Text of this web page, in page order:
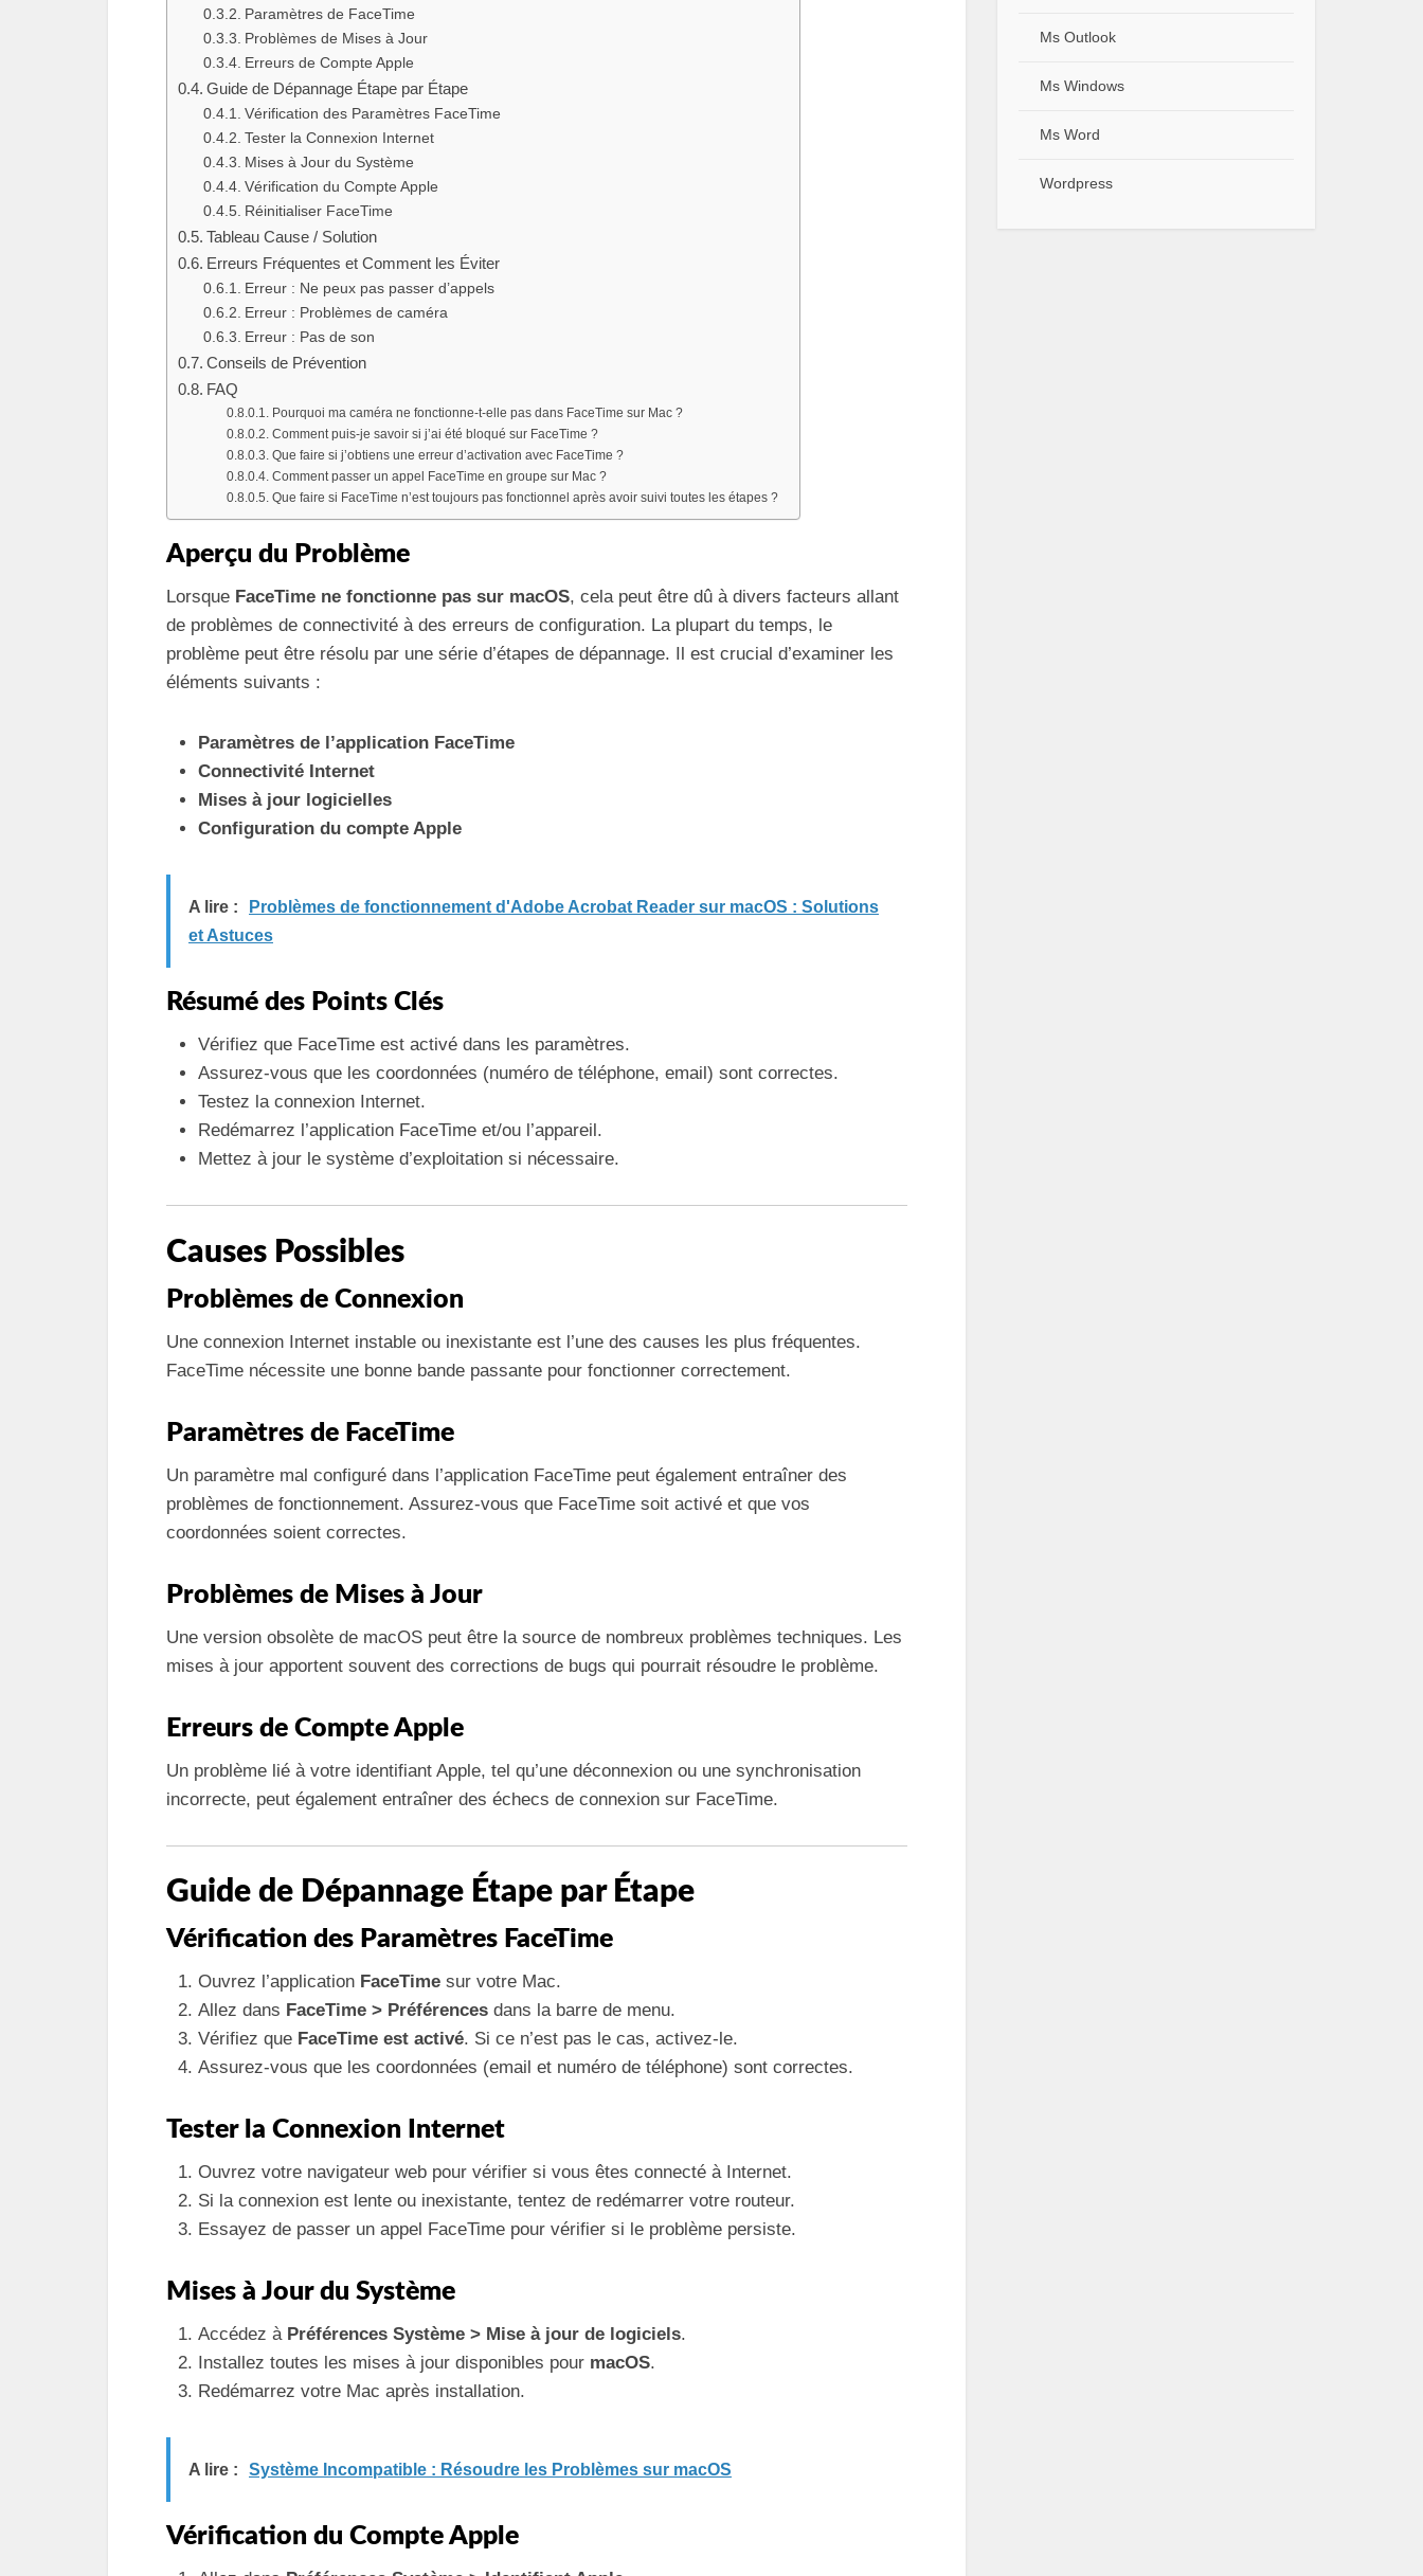
Paramètres de FaceTime
Problèmes de Mises à Jour
Erreurs de Compte Apple
Guide de Dépannage Étape par Étape
Vérification des Paramètres FaceTime
Tester la Connexion Internet
Mises à Jour du Système
Vérification du Compte Apple
Réinitialiser FaceTime
Tableau Cause / Solution
Erreurs Fréquentes et Comment les Éviter
Erreur : Ne peux pas passer d’appels
Erreur : Problèmes de caméra
Erreur : Pas de son
Conseils de Prévention
FAQ
Pourquoi ma caméra ne fonctionne-t-elle pas dans FaceTime sur Mac ?
Comment puis-je savoir si j’ai été bloqué sur FaceTime ?
Que faire si j’obtiens une erreur d’activation avec FaceTime ?
Comment passer un appel FaceTime en groupe sur Mac ?
Que faire si FaceTime n’est toujours pas fonctionnel après avoir suivi toutes les étapes ?
Aperçu du Problème
Lorsque FaceTime ne fonctionne pas sur macOS, cela peut être dû à divers facteurs allant
de problèmes de connectivité à des erreurs de configuration. La plupart du temps, le
problème peut être résolu par une série d’étapes de dépannage. Il est crucial d’examiner les
éléments suivants :
Paramètres de l’application FaceTime
Connectivité Internet
Mises à jour logicielles
Configuration du compte Apple
A lire :
Problèmes de fonctionnement d'Adobe Acrobat Reader sur macOS : Solutions
et Astuces
Résumé des Points Clés
Vérifiez que FaceTime est activé dans les paramètres.
Assurez-vous que les coordonnées (numéro de téléphone, email) sont correctes.
Testez la connexion Internet.
Redémarrez l’application FaceTime et/ou l’appareil.
Mettez à jour le système d’exploitation si nécessaire.
Causes Possibles
Problèmes de Connexion
Une connexion Internet instable ou inexistante est l’une des causes les plus fréquentes.
FaceTime nécessite une bonne bande passante pour fonctionner correctement.
Paramètres de FaceTime
Un paramètre mal configuré dans l’application FaceTime peut également entraîner des
problèmes de fonctionnement. Assurez-vous que FaceTime soit activé et que vos
coordonnées soient correctes.
Problèmes de Mises à Jour
Une version obsolète de macOS peut être la source de nombreux problèmes techniques. Les
mises à jour apportent souvent des corrections de bugs qui pourrait résoudre le problème.
Erreurs de Compte Apple
Un problème lié à votre identifiant Apple, tel qu’une déconnexion ou une synchronisation
incorrecte, peut également entraîner des échecs de connexion sur FaceTime.
Guide de Dépannage Étape par Étape
Vérification des Paramètres FaceTime
Ouvrez l’application FaceTime sur votre Mac.
Allez dans FaceTime > Préférences dans la barre de menu.
Vérifiez que FaceTime est activé. Si ce n’est pas le cas, activez-le.
Assurez-vous que les coordonnées (email et numéro de téléphone) sont correctes.
Tester la Connexion Internet
Ouvrez votre navigateur web pour vérifier si vous êtes connecté à Internet.
Si la connexion est lente ou inexistante, tentez de redémarrer votre routeur.
Essayez de passer un appel FaceTime pour vérifier si le problème persiste.
Mises à Jour du Système
Accédez à Préférences Système > Mise à jour de logiciels.
Installez toutes les mises à jour disponibles pour macOS.
Redémarrez votre Mac après installation.
A lire : Système Incompatible : Résoudre les Problèmes sur macOS
Vérification du Compte Apple
Ms Outlook
Ms Windows
Ms Word
Wordpress